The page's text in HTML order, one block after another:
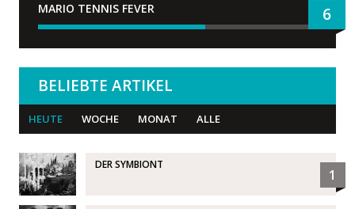
MARIO TENNIS FEVER 6
BELIEBTE ARTIKEL
HEUTE WOCHE MONAT ALLE
DER SYMBIONT
1